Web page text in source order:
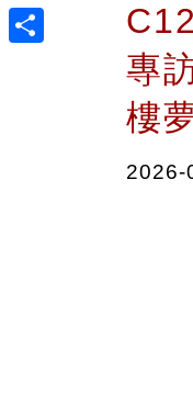
Pinterest
專
樓
2026-